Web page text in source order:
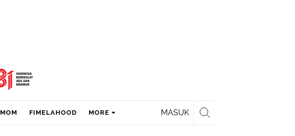
MASUK
FIMELAHOOD MORE